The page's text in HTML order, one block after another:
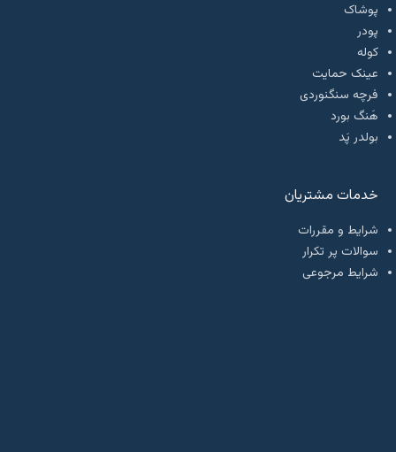
پوشاک
پودر
کوله
عینک حمایت
فرچه سنگنوردی
هَنگ بورد
بولدر پَد
خدمات مشتریان
شرایط و مقررات
سوالات پر تکرار
شرایط مرجوعی